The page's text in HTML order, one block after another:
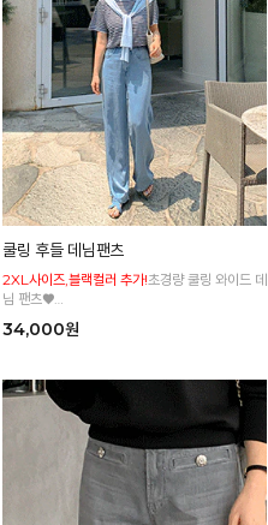
쿨링 후들 데님팬츠
2XL사이즈,블랙컬러 추가!초경량 쿨링 와이드 데
님 팬츠♥
사이즈 세분화로 누구나 편하고 쉽게 입어요
34,000원